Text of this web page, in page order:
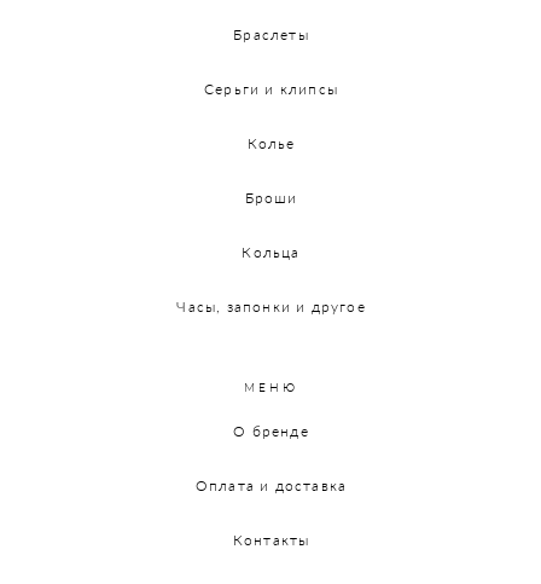
Браслеты
Серьги и клипсы
Колье
Броши
Кольца
Часы, запонки и другое
МЕНЮ
О бренде
Оплата и доставка
Контакты